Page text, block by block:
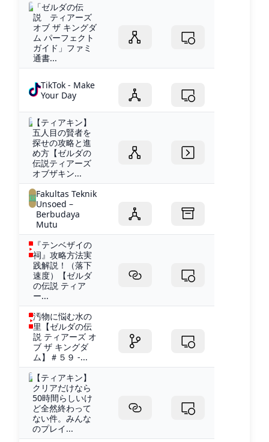
「ゼルダの伝
説 ティアーズ
オブ ザ キングダ
ム パーフェクト
ガイド」ファミ
通書...
TikTok - Make
Your Day
【ティアキン】
五人目の賢者を
探せの攻略と進
め方【ゼルダの
伝説ティアーズ
オブザキン...
Fakultas Teknik
Unsoed –
Berbudaya
Mutu
『テンベザイの
祠』攻略方法実
践解説！（落下
速度）【ゼルダ
の伝説 ティア
ー...
汚物に悩む水の
里【ゼルダの伝
説 ティアーズ オ
ブ ザ キングダ
ム】＃５９ -...
【ティアキン】
クリアだけなら
50時間らしいけ
ど全然終わって
ない件。みんな
のプレイ...